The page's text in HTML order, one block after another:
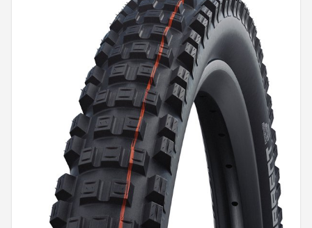
Elektrische fietsen
Mountainbikes
POPULAIRE MERKEN
Volare
ABUS